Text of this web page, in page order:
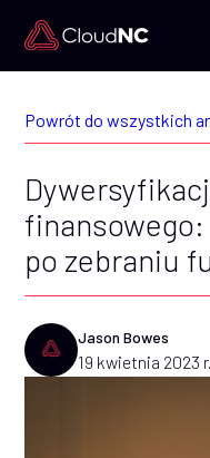
Powrót do wszystkich
po zebraniu
Jason Bowes
19 kwietnia 2023 r.